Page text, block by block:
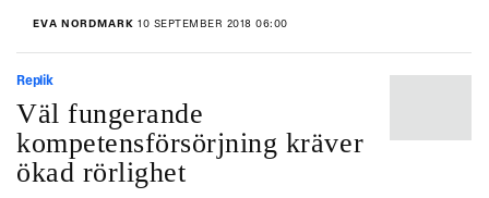
EVA NORDMARK 10 SEPTEMBER 2018 06:00
Replik
Väl fungerande
kompetensförsörjning kräver
ökad rörlighet